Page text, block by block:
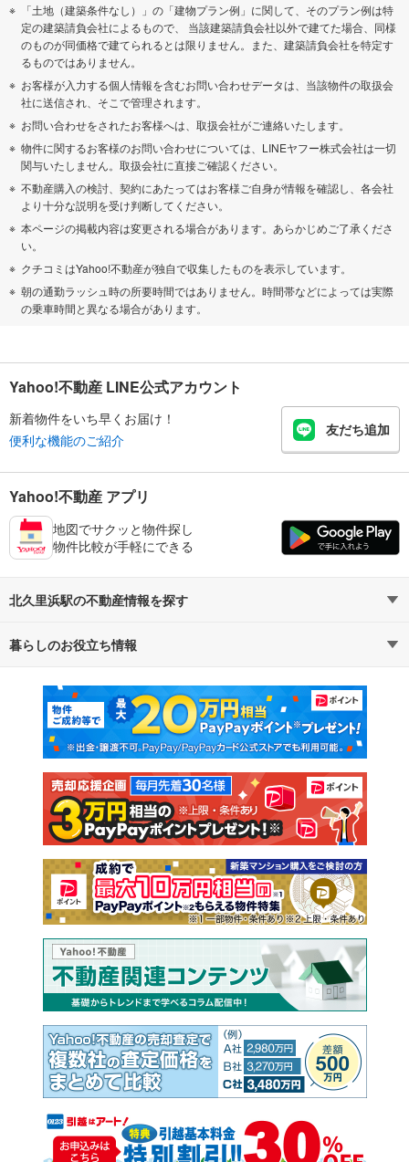
「土地（建築条件なし）」の「建物プラン例」に関して、そのプラン例は特
定の建築請負会社によるもので、 当該建築請負会社以外で建てた場合、同様
のものが同価格で建てられるとは限りません。また、建築請負会社を特定す
るものではありません。
お客様が入力する個人情報を含むお問い合わせデータは、当該物件の取扱会
社に送信され、そこで管理されます。
お問い合わせをされたお客様へは、取扱会社がご連絡いたします。
物件に関するお客様のお問い合わせについては、LINEヤフー株式会社は一切
関与いたしません。取扱会社に直接ご確認ください。
不動産購入の検討、契約にあたってはお客様ご自身が情報を確認し、各会社
より十分な説明を受け判断してください。
本ページの掲載内容は変更される場合があります。あらかじめご了承くださ
い。
クチコミはYahoo!不動産が独自で収集したものを表示しています。
朝の通勤ラッシュ時の所要時間ではありません。時間帯などによっては実際
の乗車時間と異なる場合があります。
Yahoo!不動産 LINE公式アカウント
新着物件をいち早くお届け！
便利な機能のご紹介
友だち追加
Yahoo!不動産 アプリ
地図でサクッと物件探し
物件比較が手軽にできる
北久里浜駅の不動産情報を探す
不動産・住宅
新築マンション 中古マンション
新築一戸建て 中古一戸建て
注文住宅 土地
売却査定
暮らしのお役立ち情報
マンションカタログ 教えて！住まいの先生